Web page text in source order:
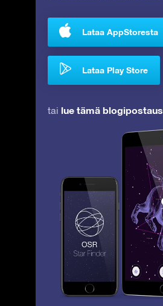
Lataa AppStoresta
Lataa Play Store
tai lue tämä blogipostaus